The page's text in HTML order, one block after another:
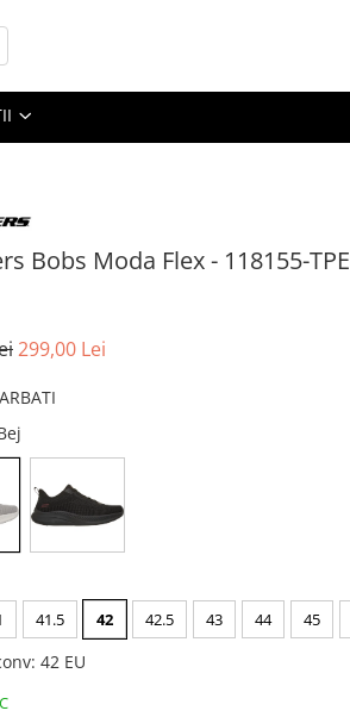
Bobs Moda Flex - 118155-TPE
299,00 Lei
41.5 42 42.5 43 44 45
: 42 EU